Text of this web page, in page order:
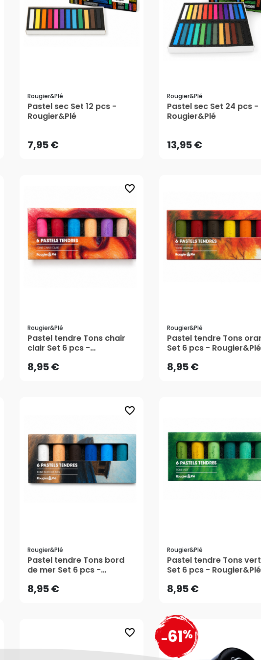
Rougier&plé
Pastel sec Set 12 pcs -
Rougier&Plé
7,95 €
7,95 €
AJOUTER AU PANIER
Rougier&plé
Pastel sec Set 24 pcs -
Rougier&Plé
13,95 €
13,95 €
AJOUTER AU PANIER
favorite_border
Rougier&plé
Pastel tendre Tons chair
clair Set 6 pcs -
8,95 €
8,95 €
AJOUTER AU PANIER
Rougier&plé
Pastel tendre Tons
Set 6 pcs - Rougier&Plé
8,95 €
8,95 €
AJOUTER AU PANIER
favorite_border
Rougier&plé
Pastel tendre Tons bord
de mer Set 6 pcs -
8,95 €
8,95 €
AJOUTER AU PANIER
Rougier&plé
Pastel tendre Tons vert
Set 6 pcs - Rougier&Plé
8,95 €
8,95 €
AJOUTER AU PANIER
favorite_border -61%